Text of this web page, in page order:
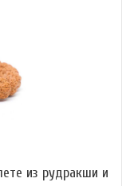
из рудракши и